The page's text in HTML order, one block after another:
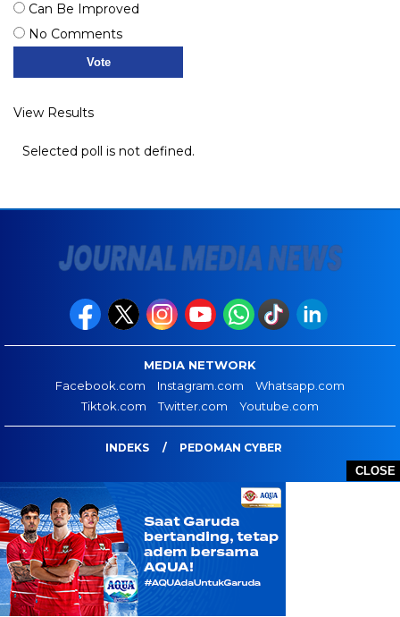
CLOSE
Can Be Improved
No Comments
View Results
Selected poll is not defined.
MEDIA NETWORK
Facebook.com
Instagram.com
Whatsapp.com
Tiktok.com
Twitter.com Youtube.com
INDEKS PEDOMAN CYBER
JOURNAL MEDIA NEWS